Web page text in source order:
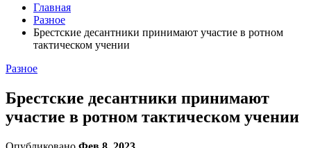
Главная
Разное
Брестские десантники принимают участие в ротном
тактическом учении
Разное
Брестские десантники принимают
участие в ротном тактическом учении